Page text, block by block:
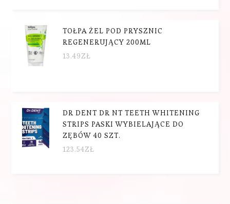
TOŁPA ŻEL POD PRYSZNIC
REGENERUJĄCY 200ML
13.49ZŁ
DR DENT DR NT TEETH WHITENING
STRIPS PASKI WYBIELAJĄCE DO
ZĘBÓW 40 SZT.
123.54ZŁ